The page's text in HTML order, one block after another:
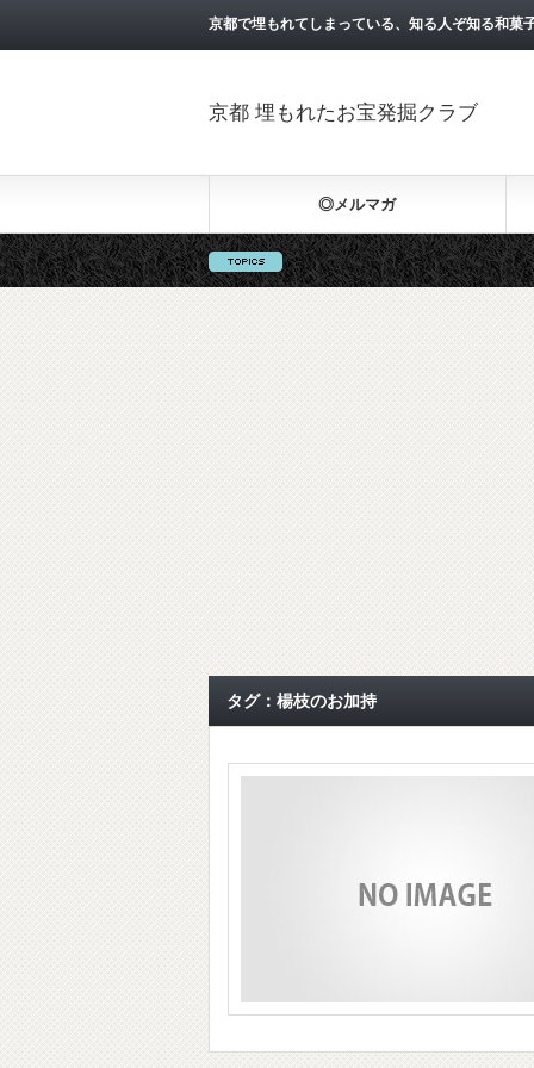
京都で埋もれてしまっている、知る人ぞ知る和菓
京都 埋もれたお宝発掘クラブ
◎メルマガ
タグ：楊枝のお加持